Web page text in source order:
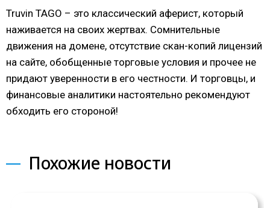
Truvin TAGO – это классический аферист, который
наживается на своих жертвах. Сомнительные
движения на домене, отсутствие скан-копий лицензий
на сайте, обобщенные торговые условия и прочее не
придают уверенности в его честности. И торговцы, и
финансовые аналитики настоятельно рекомендуют
обходить его стороной!
Похожие новости